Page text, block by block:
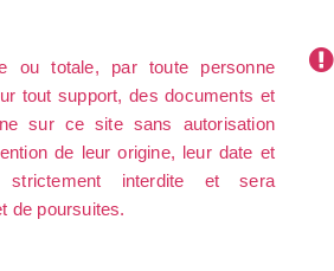
ou totale, par toute personne
tout support, des documents et
sur ce site sans autorisation
de leur origine, leur date et
interdite et sera
de poursuites.